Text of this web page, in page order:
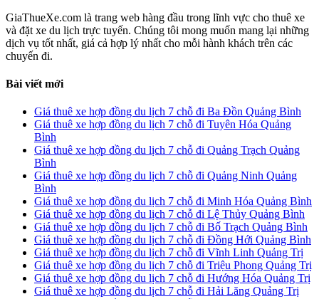
GiaThueXe.com là trang web hàng đầu trong lĩnh vực cho thuê xe
và đặt xe du lịch trực tuyến. Chúng tôi mong muốn mang lại những
dịch vụ tốt nhất, giá cả hợp lý nhất cho mỗi hành khách trên các
chuyến đi.
Bài viết mới
Giá thuê xe hợp đồng du lịch 7 chỗ đi Ba Đồn Quảng Bình
Giá thuê xe hợp đồng du lịch 7 chỗ đi Tuyên Hóa Quảng
Bình
Giá thuê xe hợp đồng du lịch 7 chỗ đi Quảng Trạch Quảng
Bình
Giá thuê xe hợp đồng du lịch 7 chỗ đi Quảng Ninh Quảng
Bình
Giá thuê xe hợp đồng du lịch 7 chỗ đi Minh Hóa Quảng Bình
Giá thuê xe hợp đồng du lịch 7 chỗ đi Lệ Thủy Quảng Bình
Giá thuê xe hợp đồng du lịch 7 chỗ đi Bố Trạch Quảng Bình
Giá thuê xe hợp đồng du lịch 7 chỗ đi Đồng Hới Quảng Bình
Giá thuê xe hợp đồng du lịch 7 chỗ đi Vĩnh Linh Quảng Trị
Giá thuê xe hợp đồng du lịch 7 chỗ đi Triệu Phong Quảng Trị
Giá thuê xe hợp đồng du lịch 7 chỗ đi Hướng Hóa Quảng Trị
Giá thuê xe hợp đồng du lịch 7 chỗ đi Hải Lăng Quảng Trị